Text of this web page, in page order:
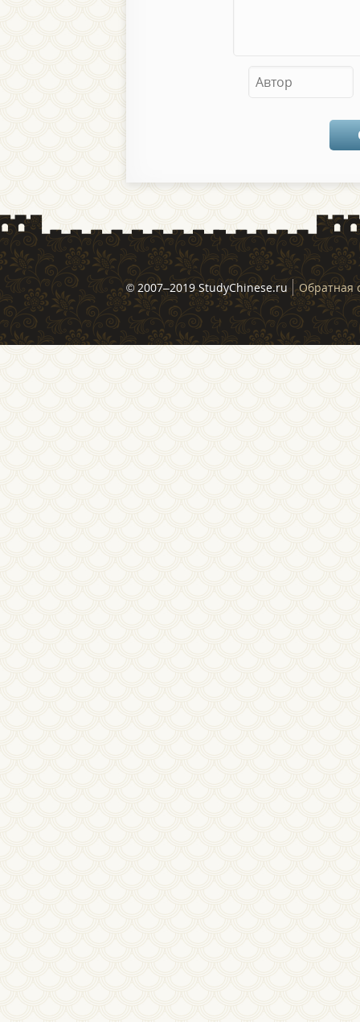
© 2007–2019 StudyChinese.ru Обратная